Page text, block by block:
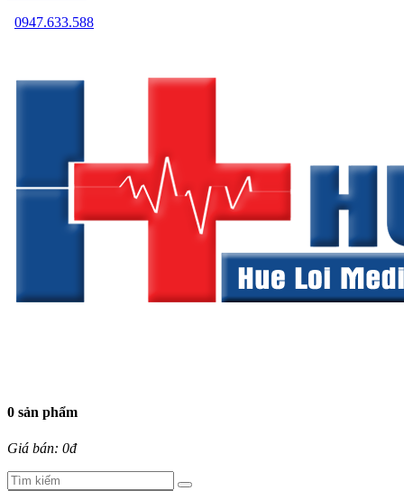
0947.633.588
0 sản phẩm
Giá bán: 0đ